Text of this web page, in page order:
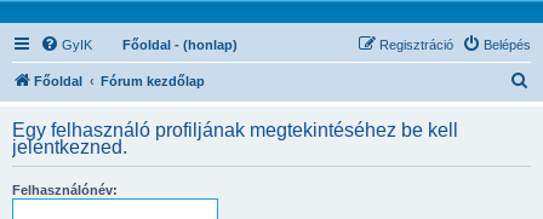
GyIK Főoldal - (honlap) Belépés
Regisztráció
Főoldal Fórum kezdőlap
e
Egy felhasználó profiljának megtekintéséhez be kell
jelentkezned.
Felhasználónév: